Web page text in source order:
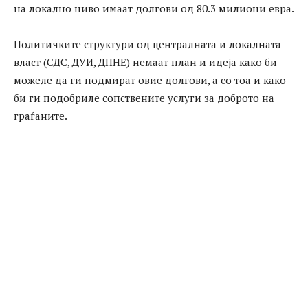
на локално ниво имаат долгови од 80.3 милиони евра.
Политичките структури од централната и локалната
власт (СДС, ДУИ, ДПНЕ) немаат план и идеја како би
можеле да ги подмират овие долгови, а со тоа и како
би ги подобриле сопствените услуги за доброто на
граѓаните.